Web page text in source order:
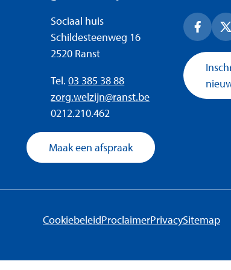
AdresSociaal huis
Schildesteenweg 16
,2520 Ranst
03 385 38 88
E-mailzorg.welzijn@ranst.be
Ondernemingsnummer
0212.210.462
Maak een afspraak
CookiebeleidProclaimerPrivacySitemap